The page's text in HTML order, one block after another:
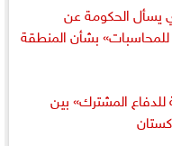
يسأل الحكومة عن
بشأن المنطقة
للدفاع المشترك» بين